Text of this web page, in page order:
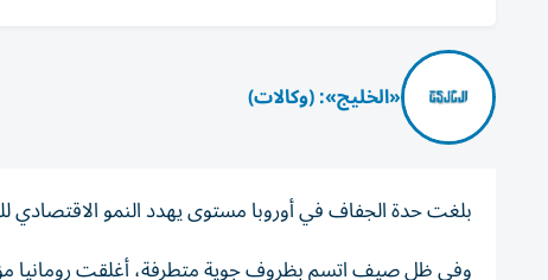
«الخليج»: (وكالات)
بلغت حدة الجفاف في أوروبا مستوى يهدد النمو الاقتصادي
وفي ظل صيف اتسم بظروف جوية متطرفة، أغلقت رومانيا